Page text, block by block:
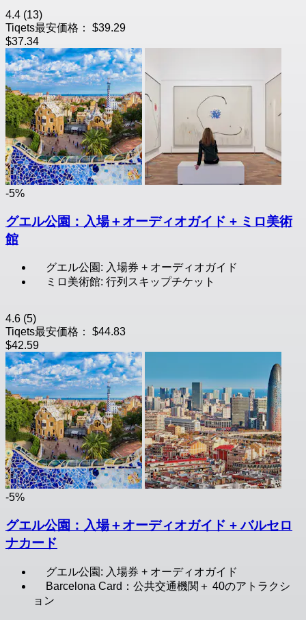
4.4 (13)
Tiqets最安価格：
$39.29
$37.34
-5%
グエル公園：入場＋オーディオガイド + ミロ美術
館
グエル公園: 入場券 + オーディオガイド
ミロ美術館: 行列スキップチケット
4.6 (5)
Tiqets最安価格：
$44.83
$42.59
-5%
グエル公園：入場＋オーディオガイド + バルセロ
ナカード
グエル公園: 入場券 + オーディオガイド
Barcelona Card：公共交通機関＋ 40のアトラクシ
ョン